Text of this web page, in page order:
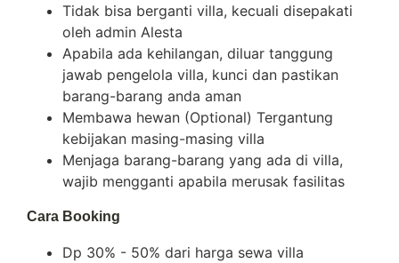
Tidak bisa berganti villa, kecuali disepakati
oleh admin Alesta
Apabila ada kehilangan, diluar tanggung
jawab pengelola villa, kunci dan pastikan
barang-barang anda aman
Membawa hewan (Optional) Tergantung
kebijakan masing-masing villa
Menjaga barang-barang yang ada di villa,
wajib mengganti apabila merusak fasilitas
Cara Booking
Dp 30% - 50% dari harga sewa villa